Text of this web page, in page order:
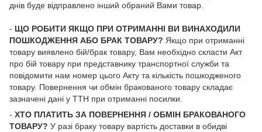
днів буде відправлено інший обраний Вами товар.
- ЩО РОБИТИ ЯКЩО ПРИ ОТРИМАННІ ВИ ВИНАХОДИЛИ
ПОШКОДЖЕННЯ АБО БРАК ТОВАРУ? Якщо при отриманні
товару виявлено бій/брак товару, Вам необхідно скласти Акт
про бій товару при представнику транспортної служби та
повідомити нам номер цього Акту та кількість пошкодженого
товару. Повернення чи обмін бракованого товару складає
зазначені дані у ТТН при отриманні посилки.
- ХТО ПЛАТИТЬ ЗА ПОВЕРНЕННЯ / ОБМІН БРАКОВАНОГО
ТОВАРУ? У разі браку товару вартість доставки в обидві